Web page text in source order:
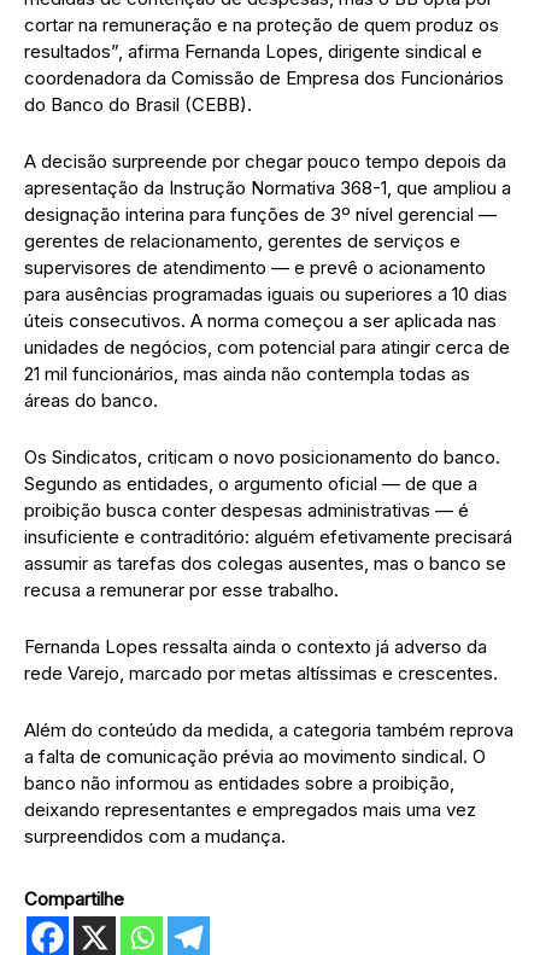
cortar na remuneração e na proteção de quem produz os
resultados”, afirma Fernanda Lopes, dirigente sindical e
coordenadora da Comissão de Empresa dos Funcionários
do Banco do Brasil (CEBB).
A decisão surpreende por chegar pouco tempo depois da
apresentação da Instrução Normativa 368-1, que ampliou a
designação interina para funções de 3º nível gerencial —
gerentes de relacionamento, gerentes de serviços e
supervisores de atendimento — e prevê o acionamento
para ausências programadas iguais ou superiores a 10 dias
úteis consecutivos. A norma começou a ser aplicada nas
unidades de negócios, com potencial para atingir cerca de
21 mil funcionários, mas ainda não contempla todas as
áreas do banco.
Os Sindicatos, criticam o novo posicionamento do banco.
Segundo as entidades, o argumento oficial — de que a
proibição busca conter despesas administrativas — é
insuficiente e contraditório: alguém efetivamente precisará
assumir as tarefas dos colegas ausentes, mas o banco se
recusa a remunerar por esse trabalho.
Fernanda Lopes ressalta ainda o contexto já adverso da
rede Varejo, marcado por metas altíssimas e crescentes.
Além do conteúdo da medida, a categoria também reprova
a falta de comunicação prévia ao movimento sindical. O
banco não informou as entidades sobre a proibição,
deixando representantes e empregados mais uma vez
surpreendidos com a mudança.
Compartilhe